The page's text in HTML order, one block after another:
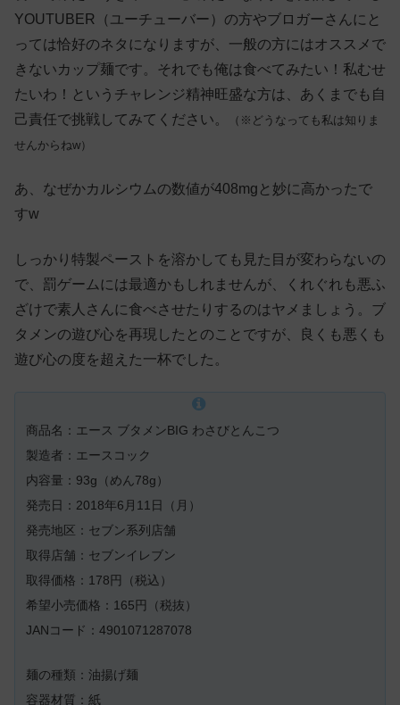
YOUTUBER（ユーチューバー）の方やブロガーさんにと
っては恰好のネタになりますが、一般の方にはオススメで
きないカップ麺です。それでも俺は食べてみたい！私むせ
たいわ！というチャレンジ精神旺盛な方は、あくまでも自
己責任で挑戦してみてください。
（※どうなっても私は知りま
せんからねw）
あ、なぜかカルシウムの数値が408mgと妙に高かったで
すw
しっかり特製ペーストを溶かしても見た目が変わらないの
で、罰ゲームには最適かもしれませんが、くれぐれも悪ふ
ざけで素人さんに食べさせたりするのはヤメましょう。ブ
タメンの遊び心を再現したとのことですが、良くも悪くも
遊び心の度を超えた一杯でした。
商品名：エース ブタメンBIG わさびとんこつ
製造者：エースコック
内容量：93g（めん78g）
発売日：2018年6月11日（月）
発売地区：セブン系列店舗
取得店舗：セブンイレブン
取得価格：178円（税込）
希望小売価格：165円（税抜）
JANコード：4901071287078
麺の種類：油揚げ麺
容器材質：紙